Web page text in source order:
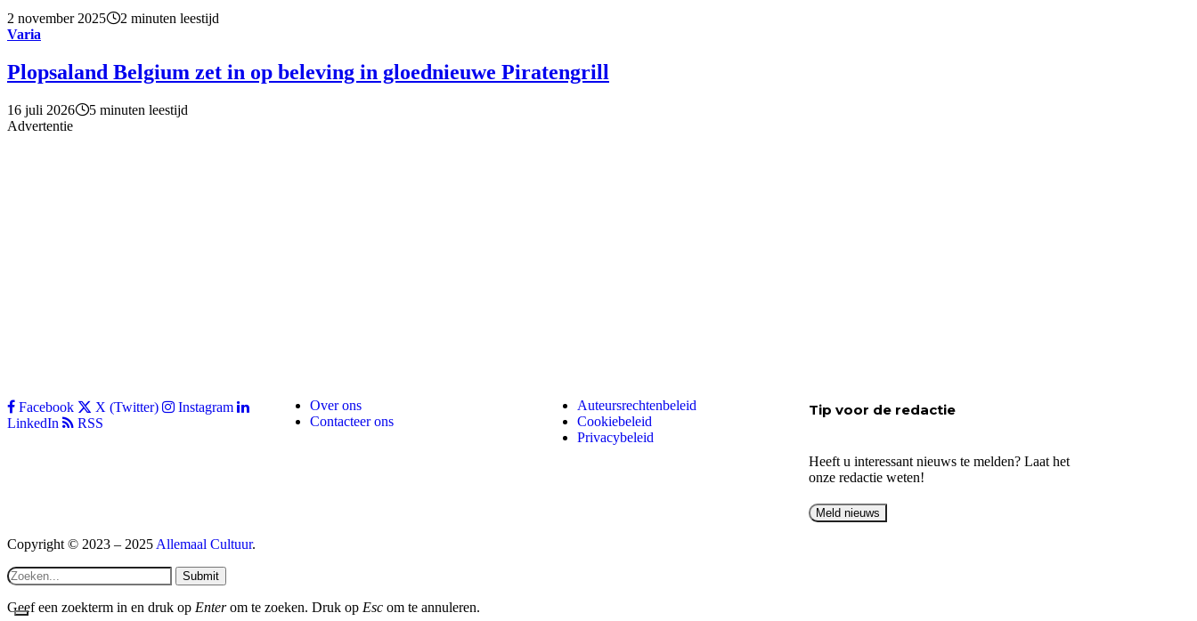
2 november 2025
2 minuten leestijd
Varia
Plopsaland Belgium zet in op beleving in gloednieuwe Piratengrill
16 juli 2026
5 minuten leestijd
Advertentie
Facebook X (Twitter)
Instagram
LinkedIn
RSS
Over ons
Contacteer ons
Auteursrechtenbeleid
Cookiebeleid
Privacybeleid
Tip voor de redactie
Heeft u interessant nieuws te melden? Laat het
onze redactie weten!
Copyright © 2023 – 2025 Allemaal Cultuur.
Submit
Geef een zoekterm in en druk op Enterom te zoeken. Druk op Esc om te annuleren.